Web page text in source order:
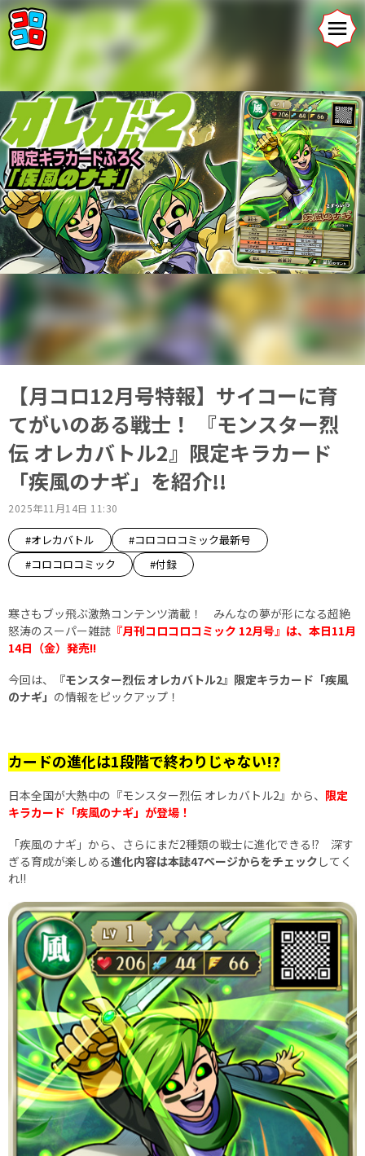
【月コロ12月号特報】サイコーに育
てがいのある戦士！ 『モンスター烈
伝 オレカバトル2』限定キラカード
「疾風のナギ」を紹介!!
2025年11月14日 11:30
#オレカバトル
#コロコロコミック最新号
#コロコロコミック
#付録
寒さもブッ飛ぶ激熱コンテンツ満載！ みんなの夢が形になる超絶
怒涛のスーパー雑誌 『月刊コロコロコミック 12月号』は、本日11月
14日（金）発売!!
今回は、
『モンスター烈伝 オレカバトル2』限定キラカード「疾風
のナギ」 の情報をピックアップ！
カードの進化は1段階で終わりじゃない!?
日本全国が大熱中の『モンスター烈伝 オレカバトル2』から、 限定
キラカード「疾風のナギ」が登場！
「疾風のナギ」から、さらにまだ2種類の戦士に進化できる!? 深す
ぎる育成が楽しめる進化内容は本誌47ページからをチェック してく
れ!!